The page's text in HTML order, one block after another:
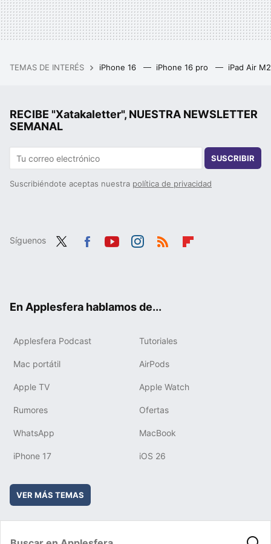
TEMAS DE INTERÉS iPhone 16 iPhone 16 pro iPad Air
RECIBE "Xatakaletter", NUESTRA NEWSLETTER
SEMANAL
SUSCRIBIR
Suscribiéndote aceptas nuestra política de privacidad
Síguenos
En Applesfera hablamos de...
Applesfera Podcast Tutoriales
Mac portátil AirPods
Apple TV Apple Watch
Rumores Ofertas
WhatsApp MacBook
iPhone 17 iOS 26
VER MÁS TEMAS